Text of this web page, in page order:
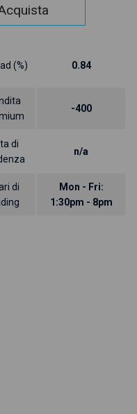
(%) 0.84
-400
di
n/a
di
Mon - Fri:
1:30pm - 8pm